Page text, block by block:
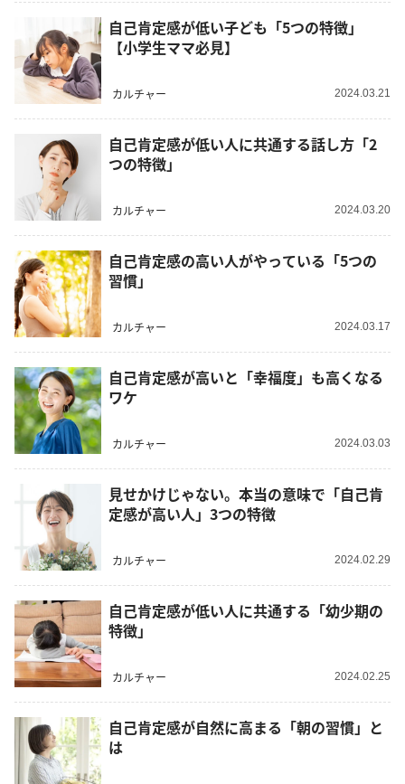
自己肯定感が低い子ども「5つの特徴」
【小学生ママ必見】
カルチャー 2024.03.21
自己肯定感が低い人に共通する話し方「2
つの特徴」
カルチャー 2024.03.20
自己肯定感の高い人がやっている「5つの
習慣」
カルチャー 2024.03.17
自己肯定感が高いと「幸福度」も高くなる
ワケ
カルチャー 2024.03.03
見せかけじゃない。本当の意味で「自己肯
定感が高い人」3つの特徴
カルチャー 2024.02.29
自己肯定感が低い人に共通する「幼少期の
特徴」
カルチャー 2024.02.25
自己肯定感が自然に高まる「朝の習慣」と
は